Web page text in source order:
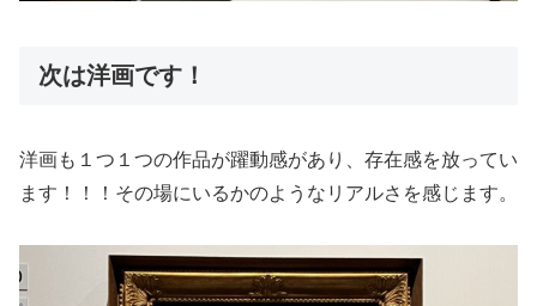
次は洋画です！
洋画も１つ１つの作品が躍動感があり、存在感を放ってい
ます！！！その場にいるかのようなリアルさを感じます。